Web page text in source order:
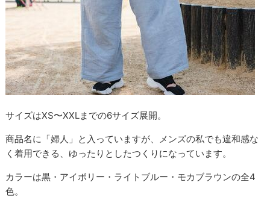
サイズはXS〜XXLまでの6サイズ展開。
商品名に「婦人」と入っていますが、メンズの私でも違和感な
く着用できる、ゆったりとしたつくりになっています。
カラーは黒・アイボリー・ライトブルー・モカブラウンの全4
色。